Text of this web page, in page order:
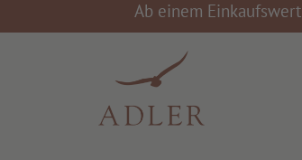
Ab einem